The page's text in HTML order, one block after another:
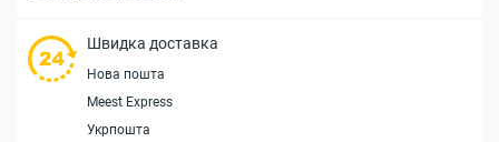
Швидка доставка
Нова пошта
Meest Express
Укрпошта